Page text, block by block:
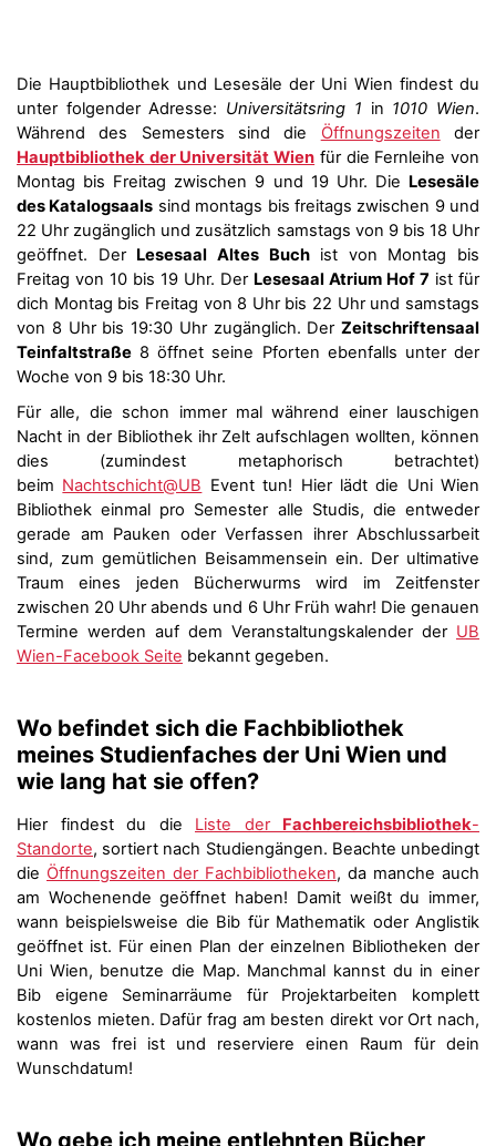
Die Hauptbibliothek und Lesesäle der Uni Wien findest du
unter folgender Adresse: Universitätsring 1 in 1010 Wien.
Während des Semesters sind die Öffnungszeiten der
Hauptbibliothek der Universität Wien für die Fernleihe von
Montag bis Freitag zwischen 9 und 19 Uhr. Die Lesesäle
des Katalogsaals sind montags bis freitags zwischen 9 und
22 Uhr zugänglich und zusätzlich samstags von 9 bis 18 Uhr
geöffnet. Der Lesesaal Altes Buchist von Montag bis
Freitag von 10 bis 19 Uhr. Der Lesesaal Atrium Hof 7 ist für
dich Montag bis Freitag von 8 Uhr bis 22 Uhr und samstags
von 8 Uhr bis 19:30 Uhr zugänglich. Der Zeitschriftensaal
Teinfaltstraße 8 öffnet seine Pforten ebenfalls unter der
Woche von 9 bis 18:30 Uhr.
Für alle, die schon immer mal während einer lauschigen
Nacht in der Bibliothek ihr Zelt aufschlagen wollten, können
dies (zumindest metaphorisch betrachtet)
beim Nachtschicht@UB Event tun! Hier lädt die Uni Wien
Bibliothek einmal pro Semester alle Studis, die entweder
gerade am Pauken oder Verfassen ihrer Abschlussarbeit
sind, zum gemütlichen Beisammensein ein. Der ultimative
Traum eines jeden Bücherwurms wird im Zeitfenster
zwischen 20 Uhr abends und 6 Uhr Früh wahr! Die genauen
Termine werden auf dem Veranstaltungskalender der UB
Wien-Facebook Seite bekannt gegeben.
Wo befindet sich die Fachbibliothek
meines Studienfaches der Uni Wien und
wie lang hat sie offen?
Hier findest du die Liste der Fachbereichsbibliothek-
Standorte, sortiert nach Studiengängen. Beachte unbedingt
die Öffnungszeiten der Fachbibliotheken, da manche auch
am Wochenende geöffnet haben! Damit weißt du immer,
wann beispielsweise die Bib für Mathematik oder Anglistik
geöffnet ist. Für einen Plan der einzelnen Bibliotheken der
Uni Wien, benutze die Map. Manchmal kannst du in einer
Bib eigene Seminarräume für Projektarbeiten komplett
kostenlos mieten. Dafür frag am besten direkt vor Ort nach,
wann was frei ist und reserviere einen Raum für dein
Wunschdatum!
Wo gebe ich meine entlehnten Bücher